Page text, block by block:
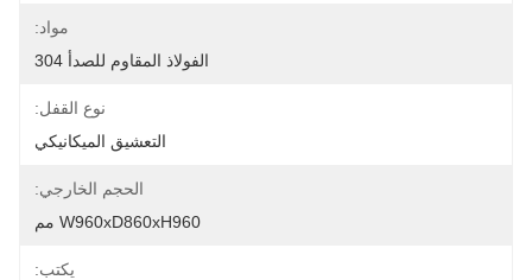
مواد:
الفولاذ المقاوم للصدأ 304
نوع القفل:
التعشيق الميكانيكي
الحجم الخارجي:
W960xD860xH960 مم
يكتب: